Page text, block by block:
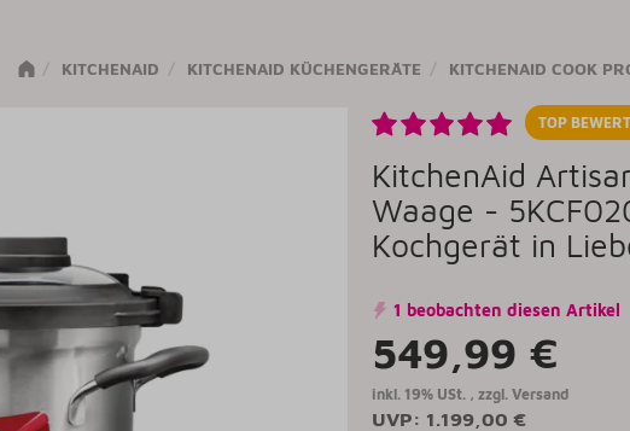
KITCHENAID KITCHENAID KÜCHENGERÄTE KITCHENAID COOK
TOP
KitchenAid
Waage -
Kochgerät in
1 beobachten diesen Artikel
549,99 €
inkl. 19% USt. , zzgl. Versand
UVP: 1.199,00 €